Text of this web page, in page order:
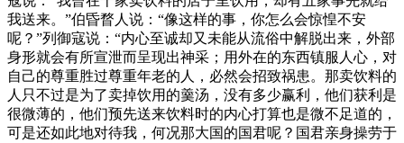
我送来。”伯昏瞀人说：“像这样的事，你怎么会惊惶不安
呢？”列御寇说：“内心至诚却又未能从流俗中解脱出来，外部
身形就会有所宣泄而呈现出神采；用外在的东西镇服人心，对
自己的尊重胜过尊重年老的人，必然会招致祸患。那卖饮料的
人只不过是为了卖掉饮用的羹汤，没有多少赢利，他们获利是
很微薄的，他们预先送来饮料时的内心打算也是微不足道的，
可是还如此地对待我，何况那大国的国君呢？国君亲身操劳于